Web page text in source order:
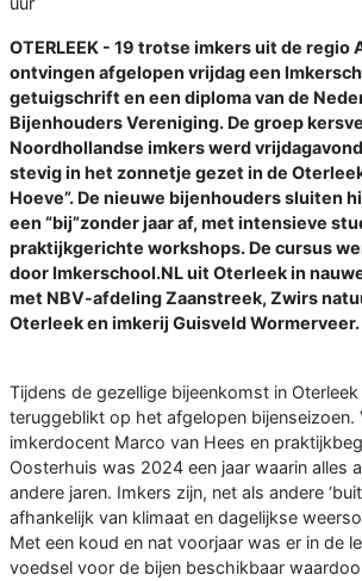
OTERLEEK - 19 trotse imkers uit de regio
ontvingen afgelopen vrijdag een
getuigschrift en een diploma van de
Bijenhouders Vereniging. De groep
Noordhollandse imkers werd
stevig in het zonnetje gezet in de
Hoeve”. De nieuwe bijenhouders sluiten
een “bij”zonder jaar af, met intensieve
praktijkgerichte workshops. De cursus
door Imkerschool.NL uit Oterleek in
met NBV-afdeling Zaanstreek, Zwirs
Oterleek en imkerij Guisveld Wormerveer.
Tijdens de gezellige bijeenkomst in
teruggeblikt op het afgelopen bijenseizoen.
imkerdocent Marco van Hees en
Oosterhuis was 2024 een jaar waarin alles
andere jaren. Imkers zijn, net als andere
afhankelijk van klimaat en dagelijkse
Met een koud en nat voorjaar was er in de
voedsel voor de bijen beschikbaar